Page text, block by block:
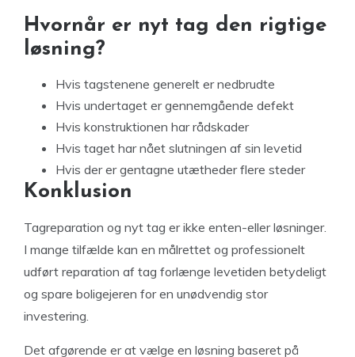
Hvornår er nyt tag den rigtige
løsning?
Hvis tagstenene generelt er nedbrudte
Hvis undertaget er gennemgående defekt
Hvis konstruktionen har rådskader
Hvis taget har nået slutningen af sin levetid
Hvis der er gentagne utætheder flere steder
Konklusion
Tagreparation og nyt tag er ikke enten-eller løsninger.
I mange tilfælde kan en målrettet og professionelt
udført reparation af tag forlænge levetiden betydeligt
og spare boligejeren for en unødvendig stor
investering.
Det afgørende er at vælge en løsning baseret på